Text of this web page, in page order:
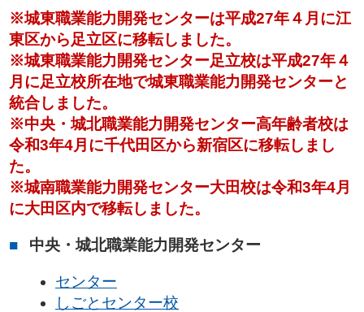
※城東職業能力開発センターは平成27年４月に江
東区から足立区に移転しました。
※城東職業能力開発センター足立校は平成27年４
月に足立校所在地で城東職業能力開発センターと
統合しました。
※中央・城北職業能力開発センター高年齢者校は
令和3年4月に千代田区から新宿区に移転しまし
た。
※城南職業能力開発センター大田校は令和3年4月
に大田区内で移転しました。
中央・城北職業能力開発センター
センター
しごとセンター校